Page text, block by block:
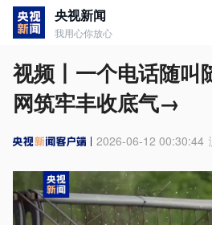
央视新闻
我用心你放心
视频丨一个电话随叫
网筑牢丰收底气→
2026-06-12 00:30:44